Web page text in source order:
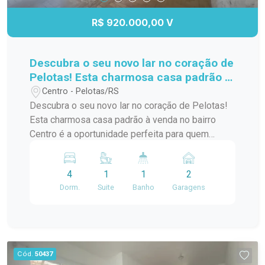
R$ 920.000,00 V
Descubra o seu novo lar no coração de
Pelotas! Esta charmosa casa padrão à
venda no bairro Centro é a
oportunidade perfeita para quem
busca conforto e praticidade. Com
uma localização privilegiada, você
comodidades,
Centro - Pelotas/RS
Descubra o seu novo lar no coração de Pelotas!
Esta charmosa casa padrão à venda no bairro
Centro é a oportunidade perfeita para quem
localização privilegiada, você estará a poucos
passos de diversas comodidades, como
supermercados, restaurantes, lojas e escolas. A
iluminados, proporcionando um ambiente
acolhedor. A sala de estar é ideal para receber
4
Dorm.
1
Suite
1
Banho
2
Garagens
Cód. 50437